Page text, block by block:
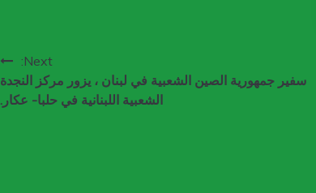
Next:
سفير جمهورية الصين الشعبية في لبنان ، يزور مركز النجدة
الشعبية اللبنانية في حلبا- عكار.